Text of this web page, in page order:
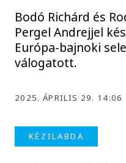
Bodó Richárd és
Pergel Andrejjel
Európa-bajnoki
válogatott.
2025. ÁPRILIS 29. 14:06
KÉZILABDA